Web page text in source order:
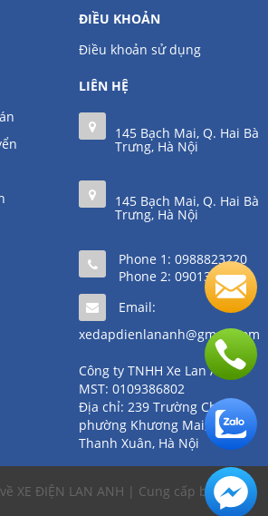
ĐIỀU KHOẢN
Điều khoản sử dụng
LIÊN HỆ
145 Bạch Mai, Q. Hai Bà
Trưng, Hà Nội
145 Bạch Mai, Q. Hai Bà
Trưng, Hà Nội
Phone 1: 0988823220
Phone 2: 0901361111
Email:
xedapdienlananh@gmail.com
Công ty TNHH Xe Lan Anh
MST: 0109386802
Địa chỉ: 239 Trường Chinh,
phường Khương Mai, quận
Thanh Xuân, Hà Nội
XE ĐIỆN LAN ANH | Cung cấp bởiSapo